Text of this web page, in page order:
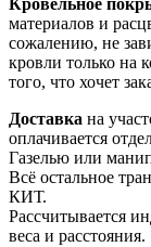
Кровельное
материалов и
сожалению, не
кровли только на
того, что хочет
Доставка на
оплачивается
Газелью или
Всё остальное
КИТ.
Рассчитывается
веса и расстояния.